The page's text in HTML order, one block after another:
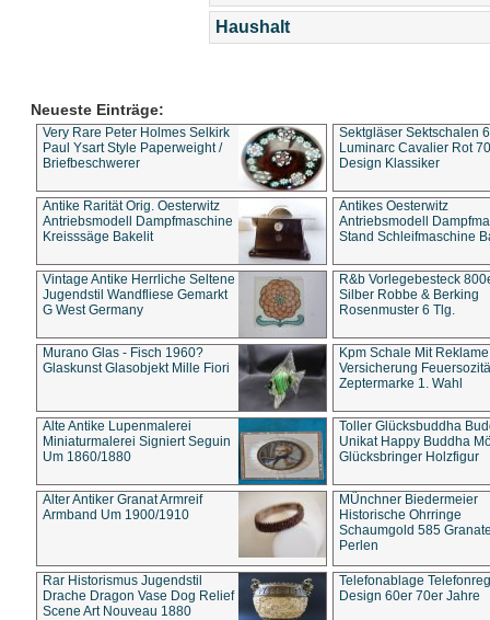
Haushalt
Neueste Einträge:
Very Rare Peter Holmes Selkirk
Paul Ysart Style Paperweight /
Briefbeschwerer
Sektgläser Sektschalen
Luminarc Cavalier Rot
Design Klassiker
Antike Rarität Orig. Oesterwitz
Antriebsmodell Dampfmaschine
Kreisssäge Bakelit
Antikes Oesterwitz
Antriebsmodell
Stand Schleifmaschine
Vintage Antike Herrliche Seltene
Jugendstil Wandfliese Gemarkt
G West Germany
R&b Vorlegebesteck
Silber Robbe & Berking
Rosenmuster 6 Tlg.
Murano Glas - Fisch 1960?
Glaskunst Glasobjekt Mille Fiori
Kpm Schale Mit Reklame
Versicherung
Zeptermarke 1. Wahl
Alte Antike Lupenmalerei
Miniaturmalerei Signiert Seguin
Um 1860/1880
Toller Glücksbuddha
Unikat Happy Buddha
Glücksbringer Holzfigur
Alter Antiker Granat Armreif
Armband Um 1900/1910
MÜnchner Biedermeier
Historische Ohrringe
Schaumgold 585
Perlen
Rar Historismus Jugendstil
Drache Dragon Vase Dog Relief
Scene Art Nouveau 1880
Telefonablage
Design 60er 70er Jahre